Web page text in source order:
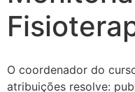
O coordenador do
atribuições resolve: